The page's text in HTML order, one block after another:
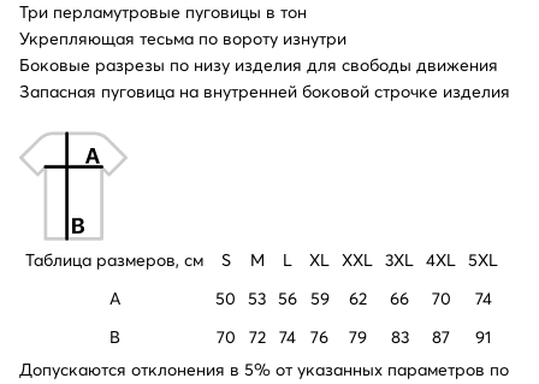
Три перламутровые пуговицы в тон
Укрепляющая тесьма по вороту изнутри
Боковые разрезы по низу изделия для свободы движения
Запасная пуговица на внутренней боковой строчке изделия
Таблица размеров, см S M L XL XXL 3XL 4XL 5XL
A
50 53 56 59 62 66 70
74
B
70 72 74 76 79 83 87
91
Допускаются отклонения в 5% от указанных параметров по